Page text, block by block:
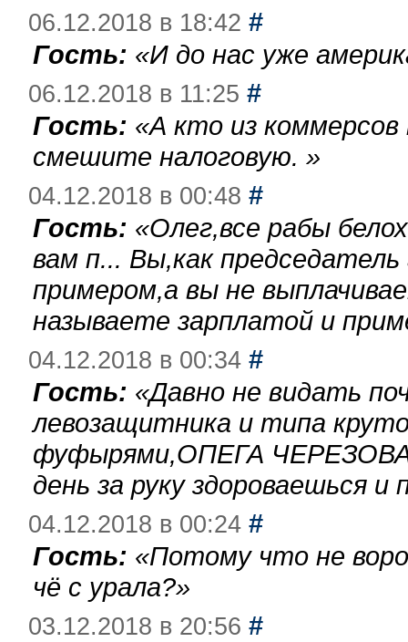
06.12.2018 в 18:42 #
Гость: «И до нас уже
06.12.2018 в 11:25 #
Гость: «А кто из
смешите налоговую. »
04.12.2018 в 00:48 #
Гость: «Олег,все рабы
вам п... Вы,как
примером,а вы не
называете зарплатой и
04.12.2018 в 00:34 #
Гость: «Давно не видать
левозащитника и типа
фуфырями,ОПЕГА
день за руку здороваешься
04.12.2018 в 00:24 #
Гость: «Потому что не
чё с урала?»
03.12.2018 в 20:56 #